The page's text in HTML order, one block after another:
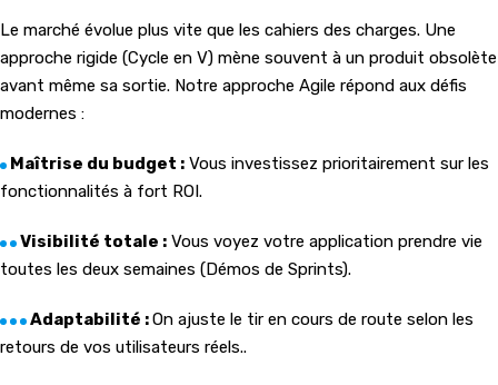
Le marché évolue plus vite que les cahiers des charges. Une
approche rigide (Cycle en V) mène souvent à un produit obsolète
avant même sa sortie. Notre approche Agile répond aux défis
modernes :
Maîtrise du budget : Vous investissez prioritairement sur les
fonctionnalités à fort ROI.
Visibilité totale : Vous voyez votre application prendre vie
toutes les deux semaines (Démos de Sprints).
Adaptabilité :On ajuste le tir en cours de route selon les
retours de vos utilisateurs réels..